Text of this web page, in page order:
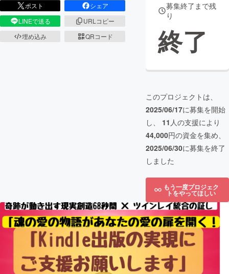
ポスト
シェア
LINEで送る
URLコピー
埋め込み
QRコード
募集終了まで残
り
終了
このプロジェクトは、
2025/06/17に募集を開始
し、 11 人の支援により
44,000円の資金を集め、
2025/06/30に募集を終了
しました
もう一度プロジェク
トをやってほしい